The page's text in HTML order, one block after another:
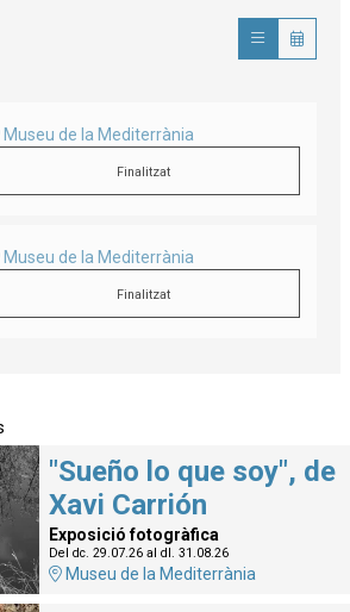
Museu de la Mediterrània
Finalitzat
Museu de la Mediterrània
Finalitzat
"Sueño lo que soy", de
Xavi Carrión
Exposició fotogràfica
Del dc. 29.07.26al dl. 31.08.26
Museu de la Mediterrània